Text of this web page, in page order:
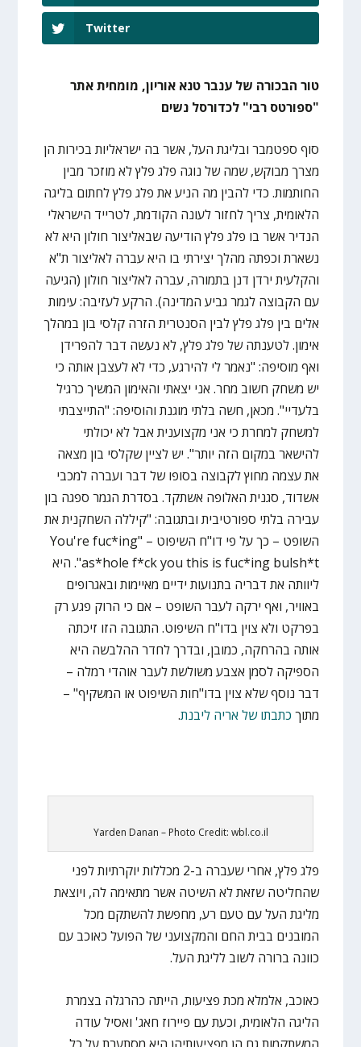
Twitter
טור הבכורה של ענבר טנא אוריון, מומחית אתר
"ספורטס רבי" לכדורסל נשים
סוף ספטמבר ובליגת העל, אשר בה ישראליות בכירות הן
מצרך מבוקש, שמה של נוגה פלג פלץ לא מוזכר מבין
החותמות. כדי להבין מה הניע את פלג פלץ לחתום בליגה
הלאומית, צריך לחזור לעונה הקודמת, לטרייד הישראלי
הנדיר אשר בו פלג פלץ הודיעה שבאליצור חולון היא לא
נשארת וכפתה מהלך יצירתי בו היא עברה לאליצור ת"א
והקלעית ירדן דנן בתמורה, עברה לאליצור חולון (הגיעה
עם הקבוצה לגמר גביע המדינה). הרקע לעזיבה: עימות
אלים בין פלג פלץ לבין הסנטרית הזרה קלסי בון במהלך
אימון. לטענתה של פלג פלץ, לא נעשה דבר להפרידן
ואף מוסיפה: "נאמר לי להירגע, כדי לא לעצבן אותה כי
יש משחק חשוב מחר. אני יצאתי והאימון המשיך כרגיל
בלעדיי". מכאן, חשה בלתי מוגנת והוסיפה: "התייצבתי
למשחק למחרת כי אני מקצוענית אבל לא יכולתי
להישאר במקום הזה יותר". יש לציין שקלסי בון מצאה
את עצמה מחוץ לקבוצה בסופו של דבר ועברה למכבי
אשדוד, סגנית האלופה אשתקד. בסדרת הגמר ספגה בון
עבירה בלתי ספורטיבית ובתגובה: "קיללה השחקנית את
השופט – כך על פי דו"ח השיפוט – "You're fuc*ing
as*hole f*ck you this is fuc*ing bulsh*t". היא
ליוותה את דבריה בתנועות ידיים מאיימות ובאגרופים
באוויר, ואף ירקה לעבר השופט – אם כי הרוק פגע רק
בפרקט ולא צוין בדו"ח השיפוט. התגובה הזו זיכתה
אותה בהרחקה, כמובן, ובדרך לחדר ההלבשה היא
הספיקה לסמן אצבע משולשת לעבר אוהדי רמלה –
דבר נוסף שלא צוין בדו"חות השיפוט או המשקיף" –
מתוך כתבתו של אריה ליבנת.
Yarden Danan – Photo Credit: wbl.co.il
פלג פלץ, אחרי שעברה ב-2 מכללות יוקרתיות לפני
שהחליטה שזאת לא השיטה אשר מתאימה לה, ויוצאת
מליגת העל עם טעם רע, מחפשת להשתקם מכל
המובנים בבית החם והמקצועני של הפועל כאוכב עם
כוונה ברורה לשוב לליגת העל.
כאוכב, אלמלא מכת פציעות, הייתה כהרגלה בצמרת
הליגה הלאומית, וכעת עם פיירוז חאג' ואסיל עודה